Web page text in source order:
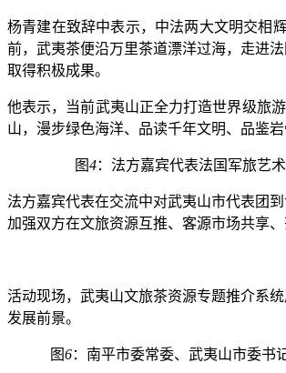
杨青建在致辞中表示，中法两大文明交相
前，武夷茶便沿万里茶道漂洋过海，走进
取得积极成果。
他表示，当前武夷山正全力打造世界级旅
山，漫步绿色海洋、品读千年文明、品鉴
图4：法方嘉宾代表法国军旅艺
法方嘉宾代表在交流中对武夷山市代表团
加强双方在文旅资源互推、客源市场共享
活动现场，武夷山文旅茶资源专题推介系
发展前景。
图6：南平市委常委、武夷山市委书